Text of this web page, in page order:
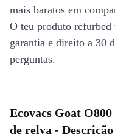
mais baratos em
O teu produto refurbed
garantia e direito a 30
perguntas.
Ecovacs Goat
de relva - Descrição